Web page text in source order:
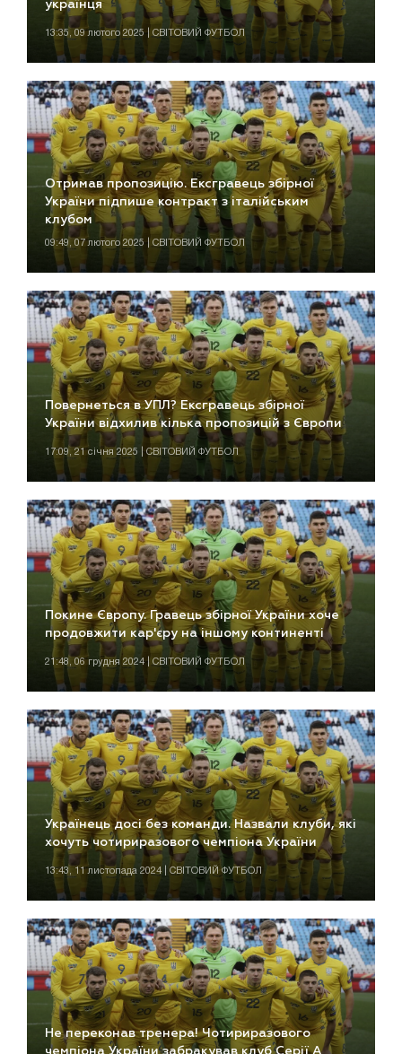
українця
13:35, 09 лютого 2025 | СВІТОВИЙ ФУТБОЛ
Отримав пропозицію. Ексгравець збірної
України підпише контракт з італійським
клубом
09:49, 07 лютого 2025 | СВІТОВИЙ ФУТБОЛ
Повернеться в УПЛ? Ексгравець збірної
України відхилив кілька пропозицій з Європи
17:09, 21 січня 2025 | СВІТОВИЙ ФУТБОЛ
Покине Європу. Гравець збірної України хоче
продовжити кар'єру на іншому континенті
21:48, 06 грудня 2024 | СВІТОВИЙ ФУТБОЛ
Українець досі без команди. Назвали клуби, які
хочуть чотириразового чемпіона України
13:43, 11 листопада 2024 | СВІТОВИЙ ФУТБОЛ
Не переконав тренера! Чотириразового